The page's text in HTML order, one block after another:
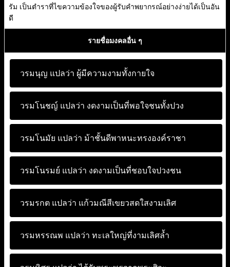
รัม เป็นตำราที่ไขความข้องใจของผู้รับคำพยากรณ์อย่างง่ายได้เป็นอัน
ดี
รายชื่อมงคลอื่น ๆ
วรมนุญ แปลว่า ผู้มีความงามทั้งกายใจ
วรมโนชญ์ แปลว่า งดงามเป็นที่พอใจชนทั้งปวง
วรมโนมัย แปลว่า ม้าชั้นดีพาหนะทรงองค์ราชา
วรมโนรมย์ แปลว่า งดงามเป็นที่ชอบใจปวงชน
วรมรกต แปลว่า แก้วมณีสีเขยวสดใสงามเลิศ
วรมหรรณพ แปลว่า ทะเลใหญ่ที่งามเลิศล้ำ